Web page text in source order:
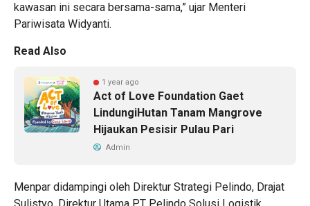
kawasan ini secara bersama-sama,” ujar Menteri
Pariwisata Widyanti.
Read Also
1 year ago
Act of Love Foundation Gaet
LindungiHutan Tanam Mangrove
Hijaukan Pesisir Pulau Pari
Admin
Menpar didampingi oleh Direktur Strategi Pelindo, Drajat